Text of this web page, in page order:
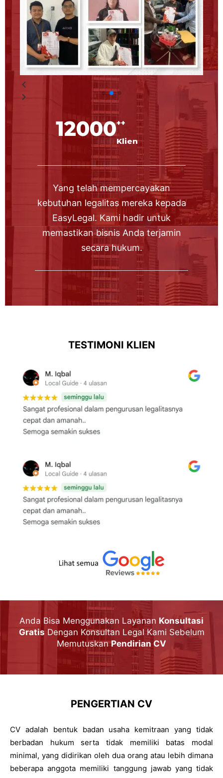
++
Klien
12000
Yang telah mempercayakan
kebutuhan legalitas mereka kepada
EasyLegal. Kami hadir untuk
memastikan bisnis Anda terjamin
secara hukum.
TESTIMONI KLIEN
Anda Bisa Menggunakan Layanan Konsultasi
Gratis Dengan Konsultan Legal Kami Sebelum
MemutuskanPendirian CV
PENGERTIAN CV
CV adalah bentuk badan usaha kemitraan yang tidak
berbadan hukum serta tidak memiliki batas modal
minimal, yang didirikan oleh dua orang atau lebih dimana
beberapa anggota memiliki tanggung jawab yang tidak